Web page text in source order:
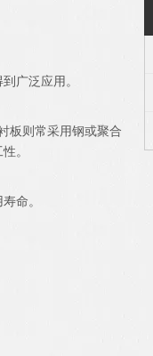
广泛应用。
板则常采用钢或聚合
。
命。